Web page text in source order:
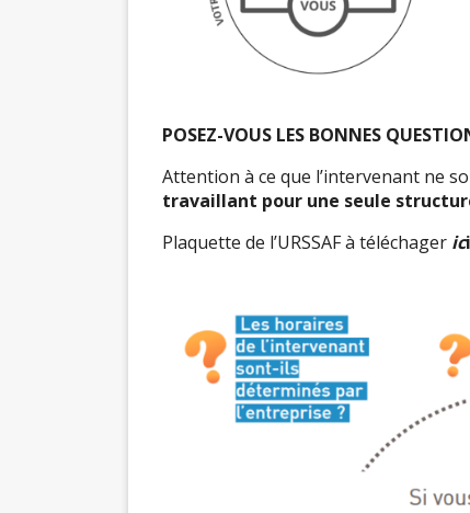
POSEZ-VOUS LES BONNES
Attention à ce que l’intervenant ne
travaillant pour une seule
Plaquette de l’URSSAF à téléchager ici